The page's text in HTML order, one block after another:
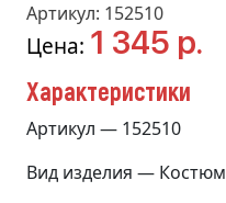
Артикул: 152510
Цена: 1 345 р.
Характеристики
Артикул — 152510
Вид изделия — Костюм